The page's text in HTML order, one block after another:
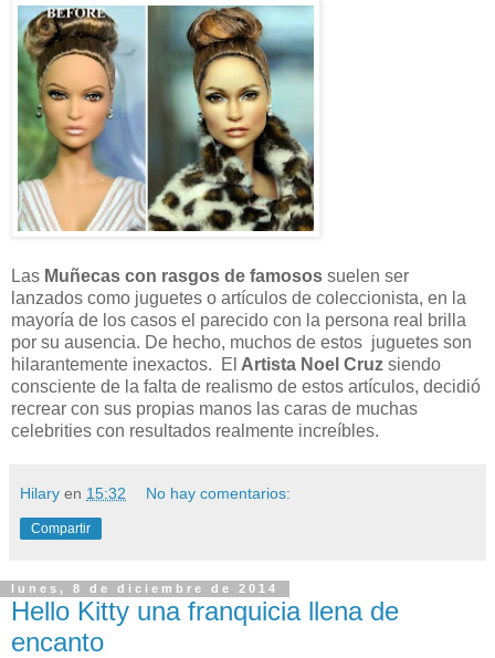
Las Muñecas con rasgos de famosos suelen ser
lanzados como juguetes o artículos de coleccionista, en la
mayoría de los casos el parecido con la persona real brilla
por su ausencia. De hecho, muchos de estos juguetes son
hilarantemente inexactos. El Artista Noel Cruz siendo
consciente de la falta de realismo de estos artículos, decidió
recrear con sus propias manos las caras de muchas
celebrities con resultados realmente increíbles.
Hilary en 15:32 No hay comentarios:
Compartir
lunes, 8 de diciembre de 2014
Hello Kitty una franquicia llena de
encanto